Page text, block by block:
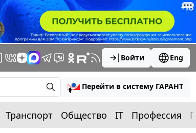
Войти Eng
Перейти в систему ГАРАНТ
Транспорт Общество IT Профессия